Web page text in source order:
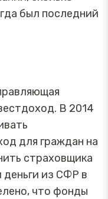
был последний
В 2014
для граждан на
страховщика
из СФР в
что фонды